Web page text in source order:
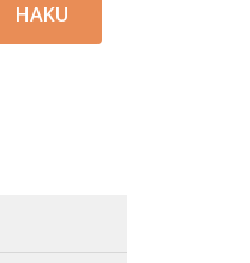
HAKU